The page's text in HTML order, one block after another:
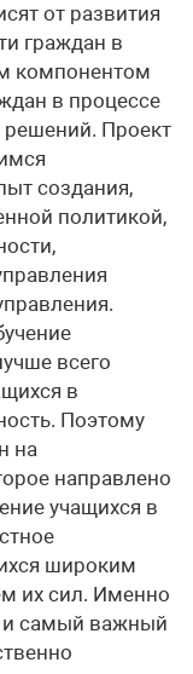
от развития
граждан в
компонентом
в процессе
Проект
создания,
политикой,
всего
в
Поэтому
на
направлено
учащихся в
широким
их сил. Именно
и самый важный